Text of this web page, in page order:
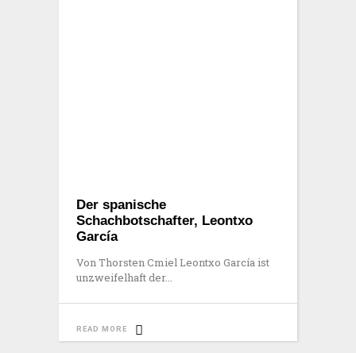
Der spanische
Schachbotschafter, Leontxo
García
Von Thorsten Cmiel Leontxo García ist
unzweifelhaft der
READ MORE